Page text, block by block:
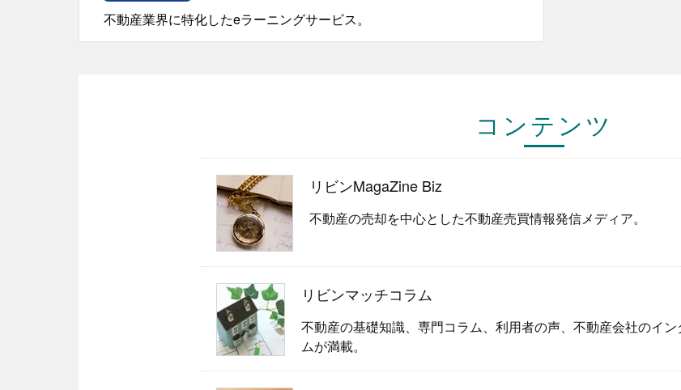
不動産業界に特化したeラーニングサービス。
コンテンツ
リビンMagaZine Biz
不動産の売却を中心とした不動産売買情報発信メディア。
リビンマッチコラム
不動産の基礎知識、専門コラム、利用者の声、不動産会社のイ
ムが満載。